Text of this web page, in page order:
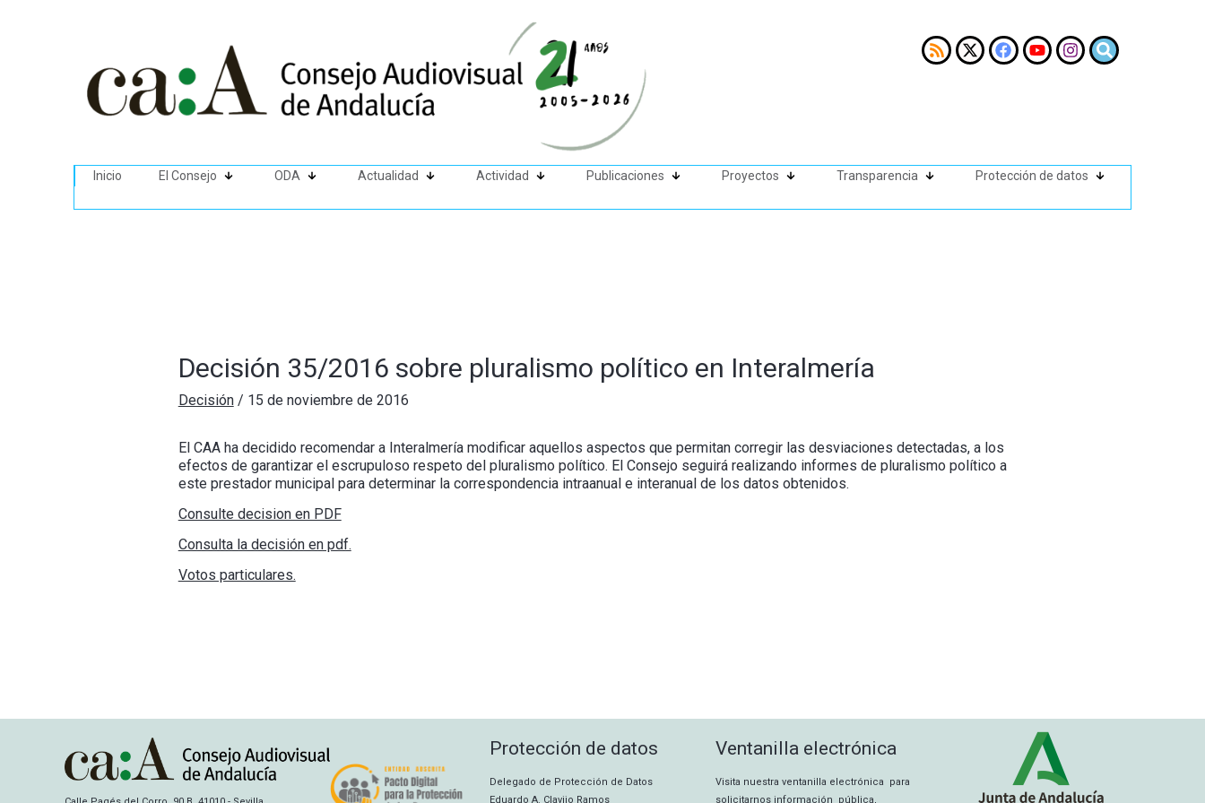
Inicio El Consejo ODA Actualidad Actividad Publicaciones Proyectos Transparencia Protección de datos
Decisión 35/2016 sobre pluralismo político en Interalmería
Decisión/ 15 de noviembre de 2016
El CAA ha decidido recomendar a Interalmería modificar aquellos aspectos que permitan corregir las desviaciones detectadas, a los
efectos de garantizar el escrupuloso respeto del pluralismo político. El Consejo seguirá realizando informes de pluralismo político a
este prestador municipal para determinar la correspondencia intraanual e interanual de los datos obtenidos.
Consulte decision en PDF
Consulta la decisión en pdf.
Votos particulares.
Protección de datos
Delegado de Protección de Datos
Eduardo A. Clavijo Ramos
Ventanilla electrónica
Visita nuestra ventanilla electrónica para
solicitarnos información pública,